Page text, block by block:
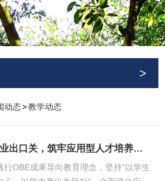
>
动态>教学动态
严把毕业出口关，筑牢应用型人才培养质量 ——广州应用科技学院2026届毕业设计（论文）答辩工作圆满完成
行OBE成果导向教育理念，坚持“以学生